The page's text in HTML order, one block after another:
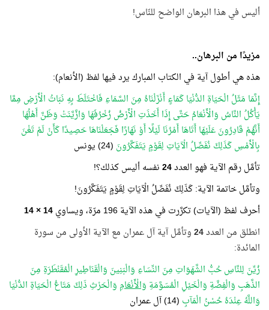
أليس في هذا البرهان الواضح للنّاس!
مزيدًا من البرهان..
هذه هي أطول آية في الكتاب المبارك يرد فيها لفظ (الأنعام):
إِنَّمَا مَثَلُ الْحَيَاةِ الدُّنْيَا كَمَاءٍ أَنْزَلْنَاهُ مِنَ السَّمَاءِ فَاخْتَلَطَ بِهِ نَبَاتُ الْأَرْضِ مِمَّا
يَأْكُلُ النَّاسُ وَالْأَنْعَامُ حَتَّى إِذَا أَخَذَتِ الْأَرْضُ زُخْرُفَهَا وَازَّيَّنَتْ وَظَنَّ أَهْلُهَا
أَنَّهُمْ قَادِرُونَ عَلَيْهَا أَتَاهَا أَمْرُنَا لَيْلًا أَوْ نَهَارًا فَجَعَلْنَاهَا حَصِيدًا كَأَنْ لَمْ تَغْنَ
بِالْأَمْسِ كَذَلِكَ نُفَصِّلُ الْآيَاتِ لِقَوْمٍ يَتَفَكَّرُونَ (24) يونس
تأمَّل رقم الآية فهو العدد24نفسه أليس كذلك؟!
وتأمَّل خاتمة الآية: كَذَلِكَ نُفَصِّلُ الْآيَاتِ لِقَوْمٍ يَتَفَكَّرُونَ!
أحرف لفظ (الآيات) تكرَّرت في هذه الآية 196 مرّة، ويساوي
14 × 14
انطلق من العدد24وتأمَّل آية آل عمران مع الآية الأولى من سورة
المائدة:
زُيِّنَ لِلنَّاسِ حُبُّ الشَّهَوَاتِ مِنَ النِّسَاءِ وَالْبَنِينَ وَالْقَنَاطِيرِ الْمُقَنْطَرَةِ مِنَ
الذَّهَبِ وَالْفِضَّةِ وَالْخَيْلِ الْمُسَوَّمَةِ وَالْأَنْعَامِ وَالْحَرْثِ ذَلِكَ مَتَاعُ الْحَيَاةِ الدُّنْيَا
وَاللَّهُ عِنْدَهُ حُسْنُ الْمَآبِ (14) آل عمران